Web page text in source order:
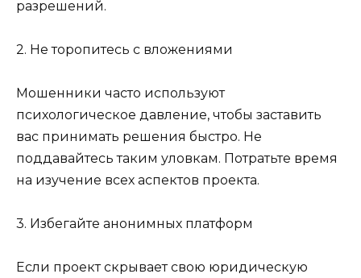
разрешений.
2. Не торопитесь с вложениями
Мошенники часто используют
психологическое давление, чтобы заставить
вас принимать решения быстро. Не
поддавайтесь таким уловкам. Потратьте время
на изучение всех аспектов проекта.
3. Избегайте анонимных платформ
Если проект скрывает свою юридическую